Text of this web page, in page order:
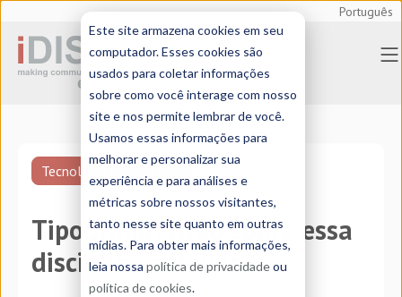
Este site armazena cookies em seu
computador. Esses cookies são
usados para coletar informações
sobre como você interage com nosso
site e nos permite lembrar de você.
Usamos essas informações para
melhorar e personalizar sua
experiência e para análises e
métricas sobre nossos visitantes,
tanto nesse site quanto em outras
mídias. Para obter mais informações,
leia nossa política de privacidadeou
política de cookies.
Português
Tecnologia de tradução
Tipografia: tudo sobre essa
disciplina milenar